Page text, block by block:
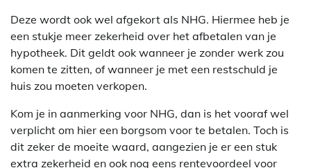
Deze wordt ook wel afgekort als NHG. Hiermee heb je
een stukje meer zekerheid over het afbetalen van je
hypotheek. Dit geldt ook wanneer je zonder werk zou
komen te zitten, of wanneer je met een restschuld je
huis zou moeten verkopen.
Kom je in aanmerking voor NHG, dan is het vooraf wel
verplicht om hier een borgsom voor te betalen. Toch is
dit zeker de moeite waard, aangezien je er een stuk
extra zekerheid en ook nog eens rentevoordeel voor